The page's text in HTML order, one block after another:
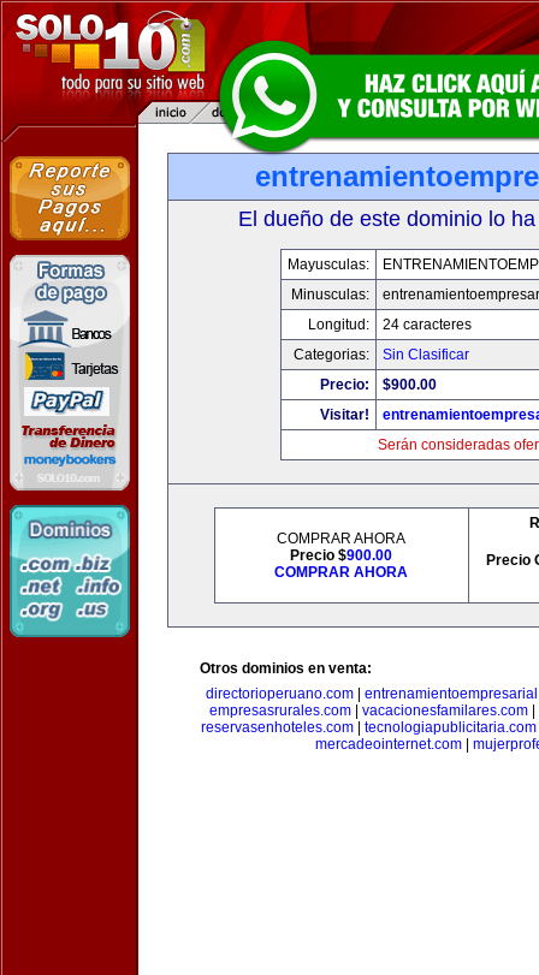
El dueño de este dominio lo
Mayusculas:
Minusculas:
Longitud:
24 caracteres
Categorias:
Sin Clasificar
Precio:
$900.00
Visitar!
Serán consideradas
COMPRAR AHORA
Precio $900.00
COMPRAR AHORA
Precio
Otros dominios en venta:
directorioperuano.com|
empresasrurales.com| vacacionesfamilares.com|
reservasenhoteles.com
tecnologiapublicitaria.com
mercadeointernet.com|